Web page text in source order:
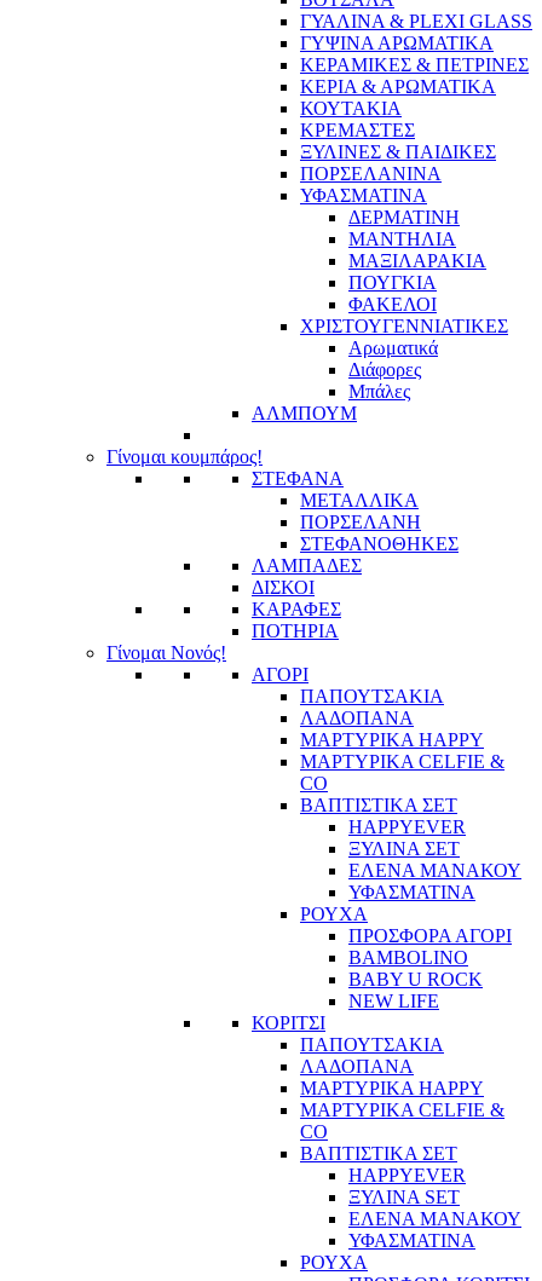
ΓΥΑΛΙΝΑ & PLEXI GLASS
ΓΥΨΙΝΑ ΑΡΩΜΑΤΙΚΑ
ΚΕΡΑΜΙΚΕΣ & ΠΕΤΡΙΝΕΣ
ΚΕΡΙΑ & ΑΡΩΜΑΤΙΚΑ
ΚΟΥΤΑΚΙΑ
ΚΡΕΜΑΣΤΕΣ
ΞΥΛΙΝΕΣ & ΠΑΙΔΙΚΕΣ
ΠΟΡΣΕΛΑΝΙΝΑ
ΥΦΑΣΜΑΤΙΝA
ΔΕΡΜΑΤΙΝΗ
ΜΑΝΤΗΛΙΑ
ΜΑΞΙΛΑΡΑΚΙΑ
ΠΟΥΓΚΙΑ
ΦΑΚΕΛΟΙ
ΧΡΙΣΤΟΥΓΕΝΝΙΑΤΙΚΕΣ
Αρωματικά
Διάφορες
Μπάλες
ΑΛΜΠΟΥΜ
Γίνομαι κουμπάρος!
ΣΤΕΦΑΝΑ
ΜΕΤΑΛΛΙΚΑ
ΠΟΡΣΕΛΑΝΗ
ΣΤΕΦΑΝΟΘΗΚΕΣ
ΛΑΜΠΑΔΕΣ
ΔΙΣΚΟΙ
ΚΑΡΑΦΕΣ
ΠΟΤΗΡΙΑ
Γίνομαι Νονός!
ΑΓΟΡΙ
ΠΑΠΟΥΤΣΑΚΙΑ
ΛΑΔΟΠΑΝΑ
ΜΑΡΤΥΡΙΚΑ HAPPY
ΜΑΡΤΥΡΙΚΑ CELFIE &
CO
ΒΑΠΤΙΣΤΙΚΑ ΣΕΤ
HAPPYEVER
ΞΥΛΙΝΑ ΣΕΤ
ΕΛΕΝΑ ΜΑΝΑΚΟΥ
ΥΦΑΣΜΑΤΙΝΑ
ΡΟΥΧΑ
ΠΡΟΣΦΟΡΑ ΑΓΟΡΙ
BAMBOLINO
BABY U ROCK
NEW LIFE
ΚΟΡΙΤΣΙ
ΠΑΠΟΥΤΣΑΚΙΑ
ΛΑΔΟΠΑΝΑ
ΜΑΡΤΥΡΙΚΑ HAPPY
ΜΑΡΤΥΡΙΚΑ CELFIE &
CO
ΒΑΠΤΙΣΤΙΚΑ ΣΕΤ
HAPPYEVER
ΞΥΛΙΝΑ SET
ΕΛΕΝΑ ΜΑΝΑΚΟΥ
ΥΦΑΣΜΑΤΙΝΑ
ΡΟΥΧΑ